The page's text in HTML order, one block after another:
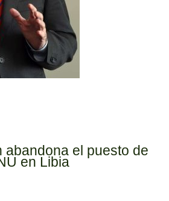
abandona el puesto de
en Libia